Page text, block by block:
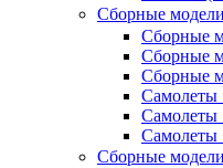
Сборные
Сборные
Сборные
Сборные
Самолеты
Самолеты
Самолеты
Сборные